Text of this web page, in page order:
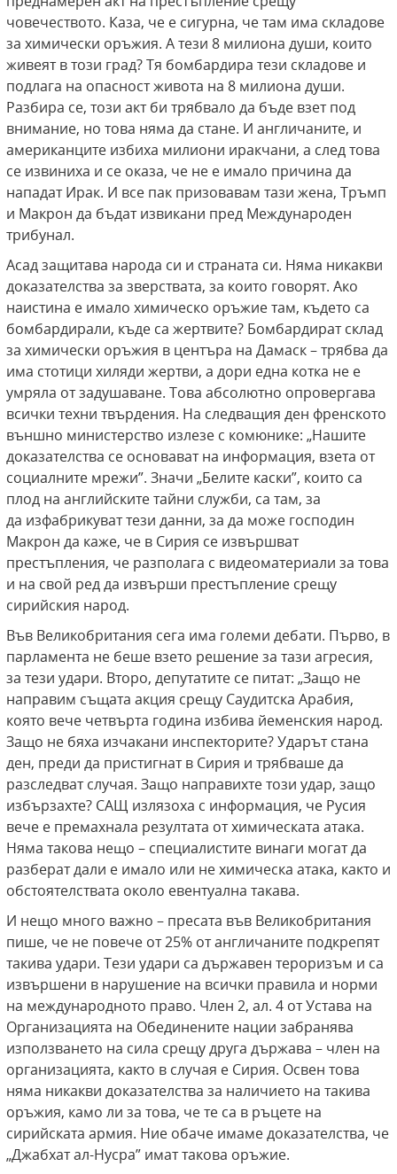
човечеството. Каза, че е сигурна, че там има складове
за химически оръжия. А тези 8 милиона души, които
живеят в този град? Тя бомбардира тези складове и
подлага на опасност живота на 8 милиона души.
Разбира се, този акт би трябвало да бъде взет под
внимание, но това няма да стане. И англичаните, и
американците избиха милиони иракчани, а след това
се извиниха и се оказа, че не е имало причина да
нападат Ирак. И все пак призовавам тази жена, Тръмп
и Макрон да бъдат извикани пред Международен
трибунал.
Асад защитава народа си и страната си. Няма никакви
доказателства за зверствата, за които говорят. Ако
наистина е имало химическо оръжие там, където са
бомбардирали, къде са жертвите? Бомбардират склад
за химически оръжия в центъра на Дамаск – трябва да
има стотици хиляди жертви, а дори една котка не е
умряла от задушаване. Това абсолютно опровергава
всички техни твърдения. На следващия ден френското
външно министерство излезе с комюнике: „Нашите
доказателства се основават на информация, взета от
социалните мрежи”. Значи „Белите каски”, които са
плод на английските тайни служби, са там, за
да изфабрикуват тези данни, за да може господин
Макрон да каже, че в Сирия се извършват
престъпления, че разполага с видеоматериали за това
и на свой ред да извърши престъпление срещу
сирийския народ.
Във Великобритания сега има големи дебати. Първо, в
парламента не беше взето решение за тази агресия,
за тези удари. Второ, депутатите се питат: „Защо не
направим същата акция срещу Саудитска Арабия,
която вече четвърта година избива йеменския народ.
Защо не бяха изчакани инспекторите? Ударът стана
ден, преди да пристигнат в Сирия и трябваше да
разследват случая. Защо направихте този удар, защо
избързахте? САЩ излязоха с информация, че Русия
вече е премахнала резултата от химическата атака.
Няма такова нещо – специалистите винаги могат да
разберат дали е имало или не химическа атака, както и
обстоятелствата около евентуална такава.
И нещо много важно – пресата във Великобритания
пише, че не повече от 25% от англичаните подкрепят
такива удари. Тези удари са държавен тероризъм и са
извършени в нарушение на всички правила и норми
на международното право. Член 2, ал. 4 от Устава на
Организацията на Обединените нации забранява
използването на сила срещу друга държава – член на
организацията, както в случая е Сирия. Освен това
няма никакви доказателства за наличието на такива
оръжия, камо ли за това, че те са в ръцете на
сирийската армия. Ние обаче имаме доказателства, че
„Джабхат ал-Нусра” имат такова оръжие.